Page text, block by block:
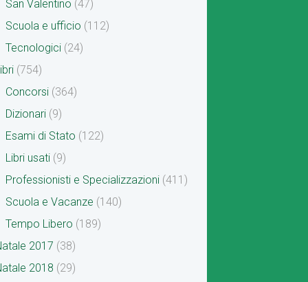
San Valentino (47)
Scuola e ufficio (112)
Tecnologici (24)
(754)
Concorsi (364)
Dizionari (9)
Esami di Stato (122)
Libri usati (9)
Professionisti e Specializzazioni (411)
Scuola e Vacanze (140)
Tempo Libero (189)
2017 (38)
2018 (29)